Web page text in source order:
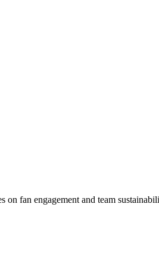
fan engagement and team